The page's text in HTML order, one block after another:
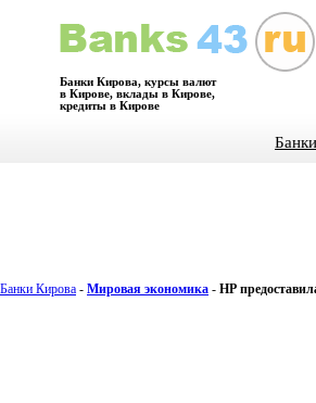
Банки Кирова, курсы валют
в Кирове, вклады в Кирове,
кредиты в Кирове
Банки
Банки Кирова - Мировая экономика - НР